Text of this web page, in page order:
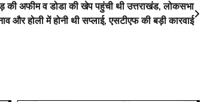
की अफीम व डोडा की खेप पहुंची थी उत्तराखंड, लोकसभा
और होली में होनी थी सप्लाई, एसटीएफ की बड़ी कारवाई